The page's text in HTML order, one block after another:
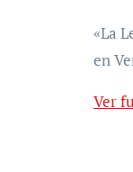
«La
en
Ver